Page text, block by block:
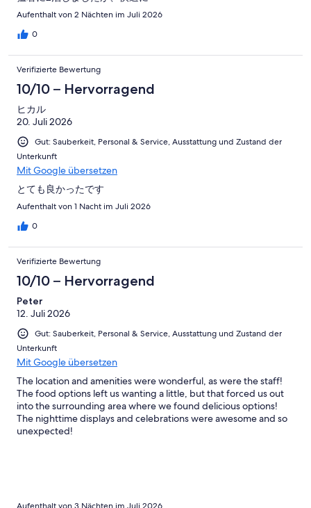
Aufenthalt von 2 Nächten im Juli 2026
0
Verifizierte Bewertung
10/10 – Hervorragend
ヒカル
20. Juli 2026
Gut: Sauberkeit, Personal & Service, Ausstattung und Zustand der
Unterkunft
Mit Google übersetzen
とても良かったです
Aufenthalt von 1 Nacht im Juli 2026
0
Verifizierte Bewertung
10/10 – Hervorragend
Peter
12. Juli 2026
Gut: Sauberkeit, Personal & Service, Ausstattung und Zustand der
Unterkunft
Mit Google übersetzen
The location and amenities were wonderful, as were the staff!
The food options left us wanting a little, but that forced us out
into the surrounding area where we found delicious options!
The nighttime displays and celebrations were awesome and so
unexpected!